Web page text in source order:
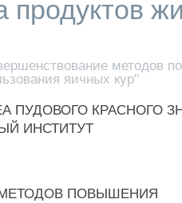
продуктов
методов
яичных кур"
ПУДОВОГО КРАСНОГО
ИНСТИТУТ
ПОВЫШЕНИЯ